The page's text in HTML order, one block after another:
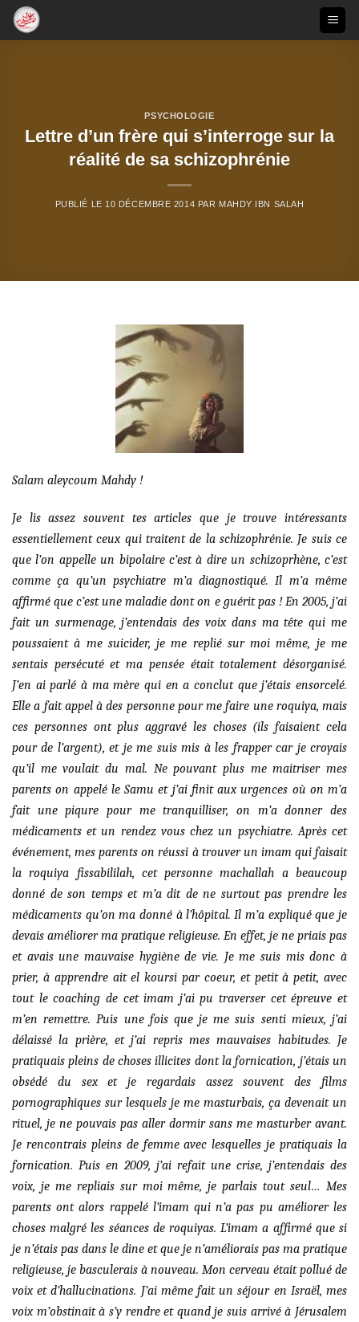
Passer
PSYCHOLOGIE
Lettre d’un frère qui s’interroge sur la
réalité de sa schizophrénie
PUBLIÉ LE 10 DÉCEMBRE 2014 PAR MAHDY IBN SALAH
Salam aleycoum Mahdy !
Je lis assez souvent tes articles que je trouve intéressants
essentiellement ceux qui traitent de la schizophrénie. Je suis ce
que l’on appelle un bipolaire c’est à dire un schizoprhène, c’est
comme ça qu’un psychiatre m’a diagnostiqué. Il m’a même
affirmé que c’est une maladie dont on e guérit pas ! En 2005, j’ai
fait un surmenage, j’entendais des voix dans ma tête qui me
poussaient à me suicider, je me replié sur moi même, je me
sentais persécuté et ma pensée était totalement désorganisé.
J’en ai parlé à ma mère qui en a conclut que j’étais ensorcelé.
Elle a fait appel à des personne pour me faire une roquiya, mais
ces personnes ont plus aggravé les choses (ils faisaient cela
pour de l’argent), et je me suis mis à les frapper car je croyais
qu’il me voulait du mal. Ne pouvant plus me maitriser mes
parents on appelé le Samu et j’ai finit aux urgences où on m’a
fait une piqure pour me tranquilliser, on m’a donner des
médicaments et un rendez vous chez un psychiatre. Après cet
événement, mes parents on réussi à trouver un imam qui faisait
la roquiya fissabililah, cet personne machallah a beaucoup
donné de son temps et m’a dit de ne surtout pas prendre les
médicaments qu’on ma donné à l’hôpital. Il m’a expliqué que je
devais améliorer ma pratique religieuse. En effet, je ne priais pas
et avais une mauvaise hygiène de vie. Je me suis mis donc à
prier, à apprendre ait el koursi par coeur, et petit à petit, avec
tout le coaching de cet imam j’ai pu traverser cet épreuve et
m’en remettre. Puis une fois que je me suis senti mieux, j’ai
délaissé la prière, et j’ai repris mes mauvaises habitudes. Je
pratiquais pleins de choses illicites dont la fornication, j’étais un
obsédé du sex et je regardais assez souvent des films
pornographiques sur lesquels je me masturbais, ça devenait un
rituel, je ne pouvais pas aller dormir sans me masturber avant.
Je rencontrais pleins de femme avec lesquelles je pratiquais la
fornication. Puis en 2009, j’ai refait une crise, j’entendais des
voix, je me repliais sur moi même, je parlais tout seul… Mes
parents ont alors rappelé l’imam qui n’a pas pu améliorer les
choses malgré les séances de roquiyas. L’imam a affirmé que si
je n’étais pas dans le dine et que je n’améliorais pas ma pratique
religieuse, je basculerais à nouveau. Mon cerveau était pollué de
voix et d’hallucinations. J’ai même fait un séjour en Israël, mes
voix m’obstinait à s’y rendre et quand je suis arrivé à Jérusalem